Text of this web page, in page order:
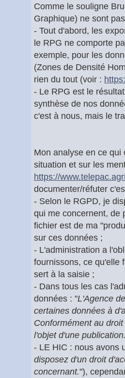
Comme le souligne
Graphique) ne sont
- Tout d'abord, les
le RPG ne comporte
exemple, pour les
(Zones de Densité
rien du tout (voir :
- Le RPG est le
synthèse de nos
c'est à nous, mais le
Mon analyse en ce
situation et sur les
https://
documenter/réfuter
- Selon le RGPD, je
qui me concernent, de
fichier est de ma
sur ces données ;
- L'administration a
fournissons, ce qu'elle
sert à la saisie ;
- Dans tous les cas
données : "L'Agence
certaines données à
Conformément au
l'objet d'une
- LE HIC : nous avons
disposez d'un droit
concernant."),